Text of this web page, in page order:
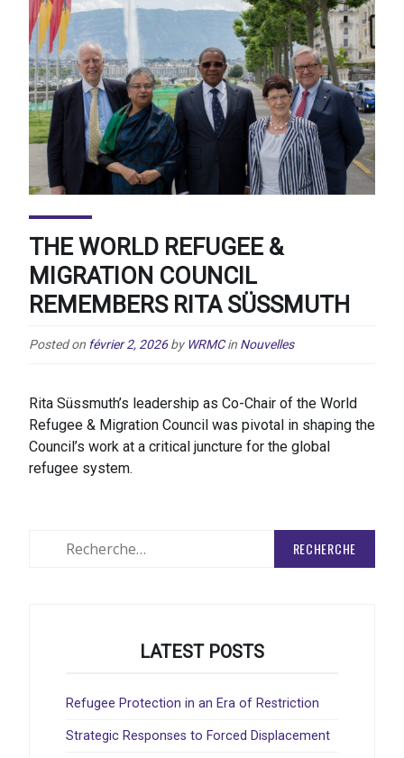
THE WORLD REFUGEE &
MIGRATION COUNCIL
REMEMBERS RITA SÜSSMUTH
Posted on février 2, 2026 by WRMC in Nouvelles
Rita Süssmuth’s leadership as Co-Chair of the World
Refugee & Migration Council was pivotal in shaping the
Council’s work at a critical juncture for the global
refugee system.
LATEST POSTS
Refugee Protection in an Era of Restriction
Strategic Responses to Forced Displacement